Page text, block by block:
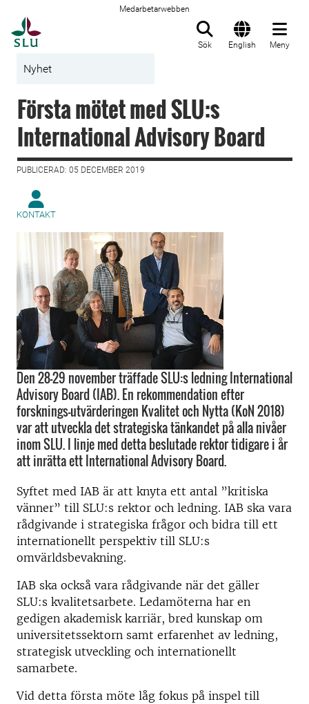
Medarbetarwebben
Sök English Meny
Nyhet
Första mötet med SLU:s
International Advisory Board
PUBLICERAD: 05 DECEMBER 2019
KONTAKT
Den 28–29 november träffade SLU:s ledning International
Advisory Board (IAB). En rekommendation efter
forsknings-utvärderingen Kvalitet och Nytta (KoN 2018)
var att utveckla det strategiska tänkandet på alla nivåer
inom SLU. I linje med detta beslutade rektor tidigare i år
att inrätta ett International Advisory Board.
Syftet med IAB är att knyta ett antal ”kritiska
vänner” till SLU:s rektor och ledning. IAB ska vara
rådgivande i strategiska frågor och bidra till ett
internationellt perspektiv till SLU:s
omvärldsbevakning.
IAB ska också vara rådgivande när det gäller
SLU:s kvalitetsarbete. Ledamöterna har en
gedigen akademisk karriär, bred kunskap om
universitetssektorn samt erfarenhet av ledning,
strategisk utveckling och internationellt
samarbete.
Vid detta första möte låg fokus på inspel till